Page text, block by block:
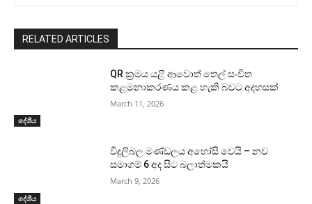
RELATED ARTICLES
දේශීය
QR ක්‍රමය යළි ආවොත් තෙල් සංචිත
කළමනාකරණය කළ හැකි බවට අදහසක්
March 11, 2026
දේශීය
විදුලිබල මණ්ඩලය අහෝසි වෙයි – නව
සමාගම් 6 අද සිට බලාත්මකයි
March 9, 2026